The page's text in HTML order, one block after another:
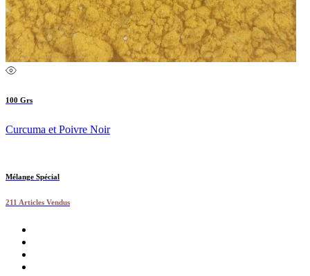
100 Grs
Curcuma et Poivre Noir
Mélange Spécial
211 Articles Vendus